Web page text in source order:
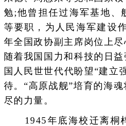
勉;他曾担任过海军基地、
等要职，为人民海军建设
年全国政协副主席岗位上尽
随着我国国力和科技的日
国人民世世代代盼望“建立
待。“高原战舰”培育的海
尽的力量。
1945年底海校迁离桐